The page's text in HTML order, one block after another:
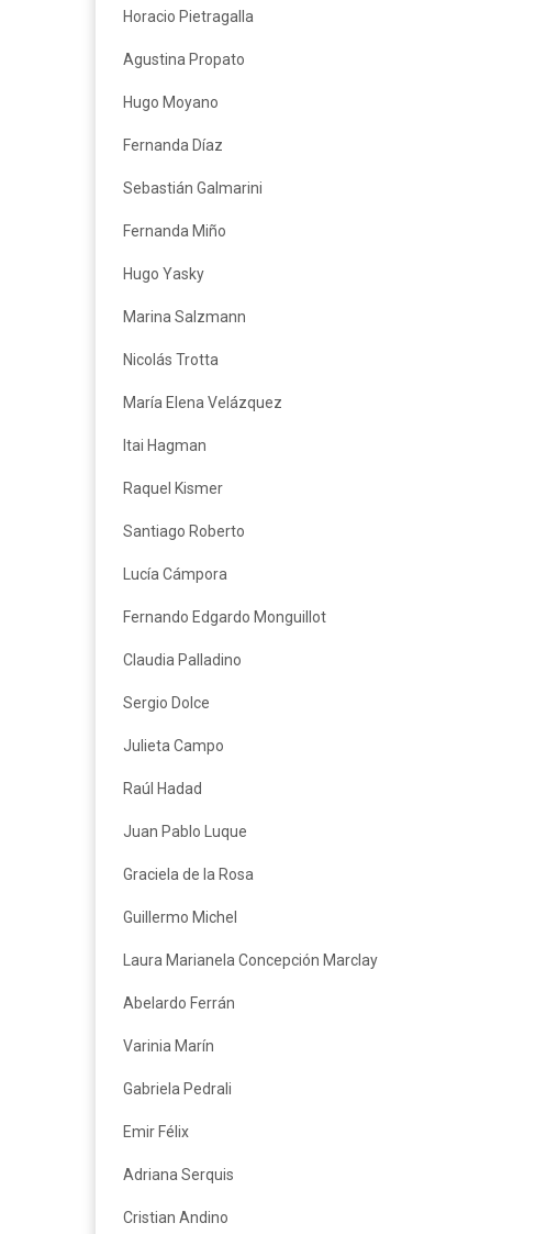
Horacio Pietragalla
Agustina Propato
Hugo Moyano
Fernanda Díaz
Sebastián Galmarini
Fernanda Miño
Hugo Yasky
Marina Salzmann
Nicolás Trotta
María Elena Velázquez
Itai Hagman
Raquel Kismer
Santiago Roberto
Lucía Cámpora
Fernando Edgardo Monguillot
Claudia Palladino
Sergio Dolce
Julieta Campo
Raúl Hadad
Juan Pablo Luque
Graciela de la Rosa
Guillermo Michel
Laura Marianela Concepción Marclay
Abelardo Ferrán
Varinia Marín
Gabriela Pedrali
Emir Félix
Adriana Serquis
Cristian Andino